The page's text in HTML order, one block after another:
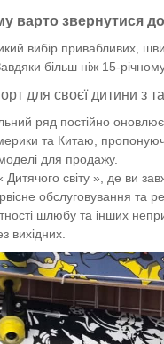
варто звернутися
привабливих,
більш ніж 15-
для своєї дитини з
ряд постійно
та Китаю,
для продажу.
світу », де ви
обслуговування та
шлюбу та інших
вихідних.